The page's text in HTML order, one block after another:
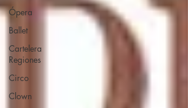
Ópera
Ballet
Cartelera
Regiones
Circo
Clown